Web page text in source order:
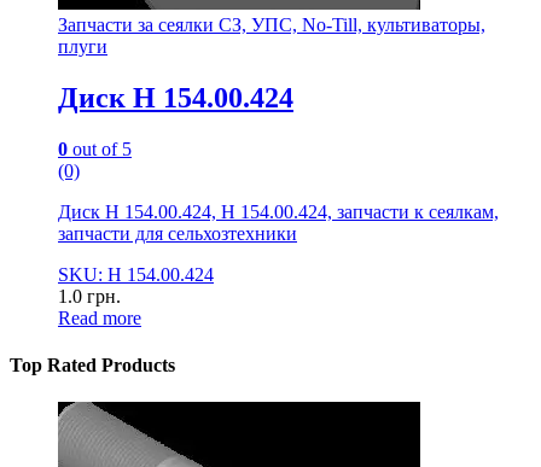
Запчасти за сеялки СЗ, УПС, No-Till, культиваторы,
плуги
Диск Н 154.00.424
0 out of 5
(0)
Диск Н 154.00.424, Н 154.00.424, запчасти к сеялкам,
запчасти для сельхозтехники
SKU: Н 154.00.424
1.0 грн.
Read more
Top Rated Products